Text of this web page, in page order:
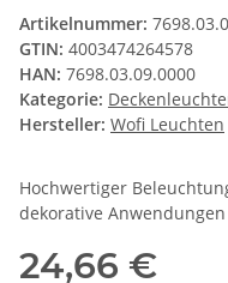
Artikelnummer:
GTIN: 4003474264578
HAN: 7698.03.09.0000
Kategorie:
Hersteller: Wofi Leuchten
Hochwertiger
dekorative
24,66 €